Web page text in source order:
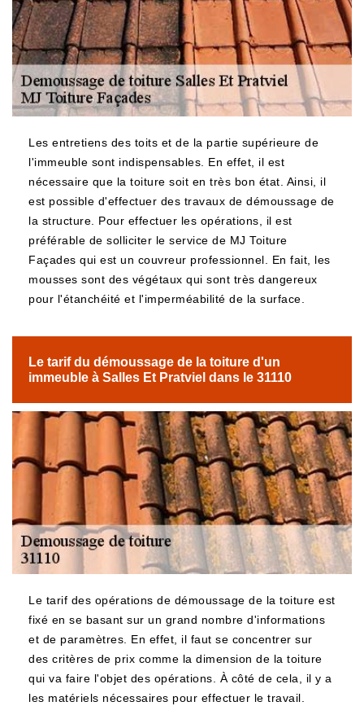
Les entretiens des toits et de la partie supérieure de
l'immeuble sont indispensables. En effet, il est
nécessaire que la toiture soit en très bon état. Ainsi, il
est possible d'effectuer des travaux de démoussage de
la structure. Pour effectuer les opérations, il est
préférable de solliciter le service de MJ Toiture
Façades qui est un couvreur professionnel. En fait, les
mousses sont des végétaux qui sont très dangereux
pour l'étanchéité et l'imperméabilité de la surface.
Le tarif du démoussage de la toiture d'un
immeuble à Salles Et Pratviel dans le 31110
Le tarif des opérations de démoussage de la toiture est
fixé en se basant sur un grand nombre d'informations
et de paramètres. En effet, il faut se concentrer sur
des critères de prix comme la dimension de la toiture
qui va faire l'objet des opérations. À côté de cela, il y a
les matériels nécessaires pour effectuer le travail.